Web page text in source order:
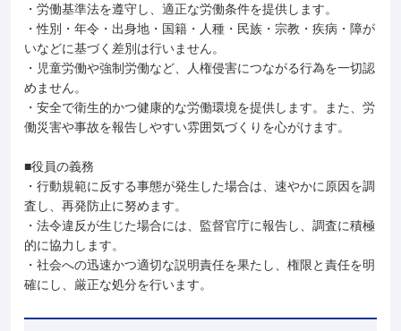
・労働基準法を遵守し、適正な労働条件を提供します。
・性別・年令・出身地・国籍・人種・民族・宗教・疾病・障が
いなどに基づく差別は行いません。
・児童労働や強制労働など、人権侵害につながる行為を一切認
めません。
・安全で衛生的かつ健康的な労働環境を提供します。また、労
働災害や事故を報告しやすい雰囲気づくりを心がけます。
■役員の義務
・行動規範に反する事態が発生した場合は、速やかに原因を調
査し、再発防止に努めます。
・法令違反が生じた場合には、監督官庁に報告し、調査に積極
的に協力します。
・社会への迅速かつ適切な説明責任を果たし、権限と責任を明
確にし、厳正な処分を行います。